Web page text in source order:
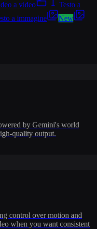
a video
Testo a
a immagine
New
by Gemini's world
quality output.
control over motion and
when you want consistent